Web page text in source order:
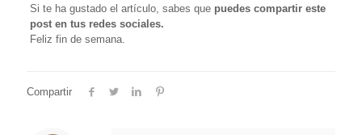
Si te ha gustado el artículo, sabes que puedes compartir este
post en tus redes sociales.
Feliz fin de semana.
Compartir